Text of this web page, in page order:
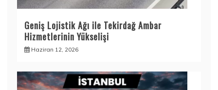
Geniş Lojistik Ağı ile Tekirdağ Ambar
Hizmetlerinin Yükselişi
Haziran 12, 2026